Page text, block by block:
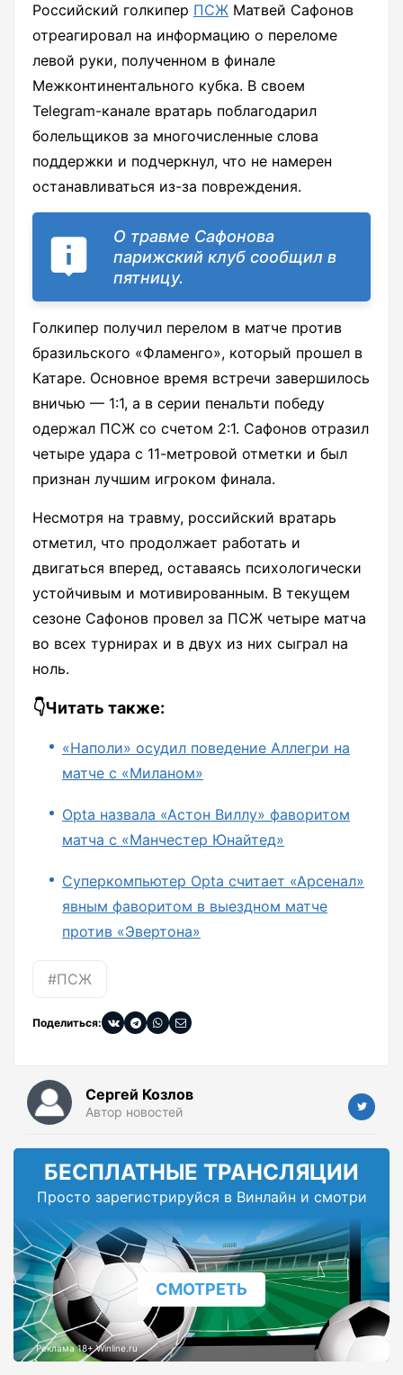
Российский голкипер ПСЖ Матвей Сафонов
отреагировал на информацию о переломе
левой руки, полученном в финале
Межконтинентального кубка. В своем
Telegram-канале вратарь поблагодарил
болельщиков за многочисленные слова
поддержки и подчеркнул, что не намерен
останавливаться из-за повреждения.
О травме Сафонова
парижский клуб сообщил в
пятницу.
Голкипер получил перелом в матче против
бразильского «Фламенго», который прошел в
Катаре. Основное время встречи завершилось
вничью — 1:1, а в серии пенальти победу
одержал ПСЖ со счетом 2:1. Сафонов отразил
четыре удара с 11-метровой отметки и был
признан лучшим игроком финала.
Несмотря на травму, российский вратарь
отметил, что продолжает работать и
двигаться вперед, оставаясь психологически
устойчивым и мотивированным. В текущем
сезоне Сафонов провел за ПСЖ четыре матча
во всех турнирах и в двух из них сыграл на
ноль.
👇Читать также:
«Наполи» осудил поведение Аллегри на
матче с «Миланом»
Opta назвала «Астон Виллу» фаворитом
матча с «Манчестер Юнайтед»
Суперкомпьютер Opta считает «Арсенал»
явным фаворитом в выездном матче
против «Эвертона»
#ПСЖ
Поделиться:
Сергей Козлов
Автор новостей
БЕСПЛАТНЫЕ ТРАНСЛЯЦИИ
Просто зарегистрируйся в Винлайн и смотри
СМОТРЕТЬ
Реклама 18+ Winline.ru